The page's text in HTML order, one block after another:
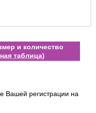
и количество
таблица)
Вашей регистрации на